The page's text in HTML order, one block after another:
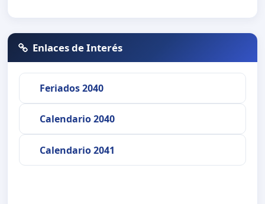
Enlaces de Interés
Feriados 2040
Calendario 2040
Calendario 2041